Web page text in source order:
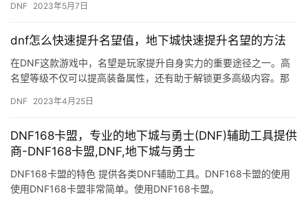
数，以…
DNF 2023年5月7日
dnf怎么快速提升名望值，地下城快速提升名望的方法
在DNF这款游戏中，名望是玩家提升自身实力的重要途径之一。高
名望等级不仅可以提高装备属性，还有助于解锁更多高级内容。那
望？下…
DNF 2023年4月25日
DNF168卡盟，专业的地下城与勇士(DNF)辅助工具提供
商-DNF168卡盟,DNF,地下城与勇士
DNF168卡盟的特色 提供各类DNF辅助工具。DNF168卡盟的使用
使用DNF168卡盟非常简单。使用DNF168卡盟。